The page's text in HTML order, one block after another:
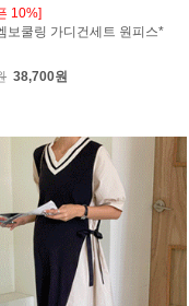
10%]
보쿨링 가디건세트 원피스*
38,700원